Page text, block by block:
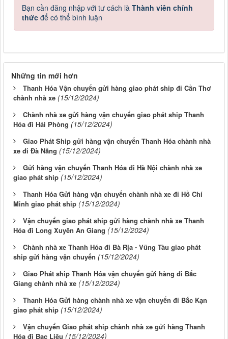
Bạn cần đăng nhập với tư cách là Thành viên chính
thức để có thể bình luận
Những tin mới hơn
Thanh Hóa Vận chuyển gửi hàng giao phát ship đi Cần Thơ
chành nhà xe (15/12/2024)
Chành nhà xe gửi hàng vận chuyển giao phát ship Thanh
Hóa đi Hải Phòng (15/12/2024)
Giao Phát Ship gửi hàng vận chuyển Thanh Hóa chành nhà
xe đi Đà Nẵng (15/12/2024)
Gửi hàng vận chuyển Thanh Hóa đi Hà Nội chành nhà xe
giao phát ship (15/12/2024)
Thanh Hóa Gửi hàng vận chuyển chành nhà xe đi Hồ Chí
Minh giao phát ship (15/12/2024)
Vận chuyển giao phát ship gửi hàng chành nhà xe Thanh
Hóa đi Long Xuyên An Giang (15/12/2024)
Chành nhà xe Thanh Hóa đi Bà Rịa - Vũng Tàu giao phát
ship gửi hàng vận chuyển (15/12/2024)
Giao Phát ship Thanh Hóa vận chuyển gửi hàng đi Bắc
Giang chành nhà xe (15/12/2024)
Thanh Hóa Gửi hàng chành nhà xe vận chuyển đi Bắc Kạn
giao phát ship (15/12/2024)
Vận chuyển Giao phát ship chành nhà xe gửi hàng Thanh
Hóa đi Bạc Liêu (15/12/2024)